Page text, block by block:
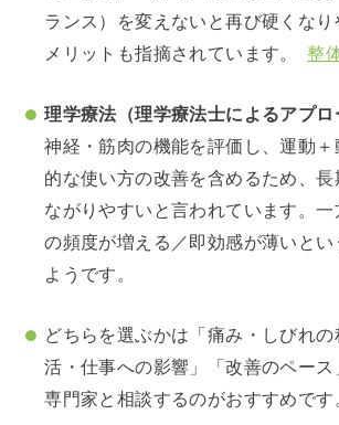
ランス）を変えないと再び硬くな
メリットも指摘されています。整
理学療法（理学療法士によるアプロ
神経・筋肉の機能を評価し、運動＋
的な使い方の改善を含めるため、
ながりやすいと言われています。
の頻度が増える／即効感が薄いとい
ようです。
どちらを選ぶかは「痛み・しびれ
活・仕事への影響」「改善のペース
専門家と相談するのがおすすめです